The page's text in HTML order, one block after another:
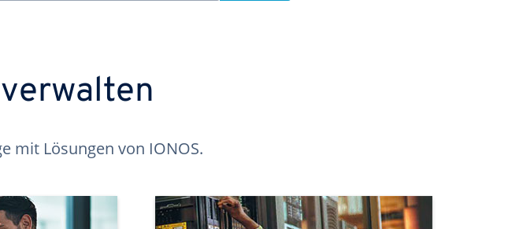
mit Lösungen von IONOS.